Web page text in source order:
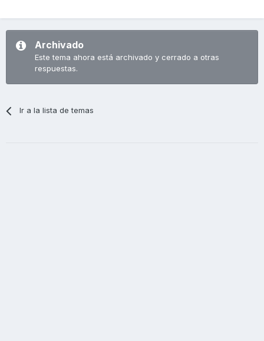
Archivado
Este tema ahora está archivado y cerrado a otras
respuestas.
Ir a la lista de temas